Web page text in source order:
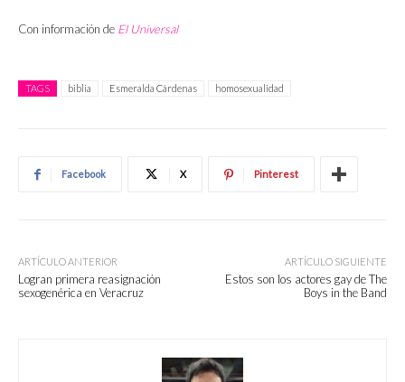
Con información de El Universal
TAGS biblia Esmeralda Cárdenas homosexualidad
Facebook X Pinterest
ARTÍCULO ANTERIOR
Logran primera reasignación
sexogenérica en Veracruz
ARTÍCULO SIGUIENTE
Estos son los actores gay de The
Boys in the Band